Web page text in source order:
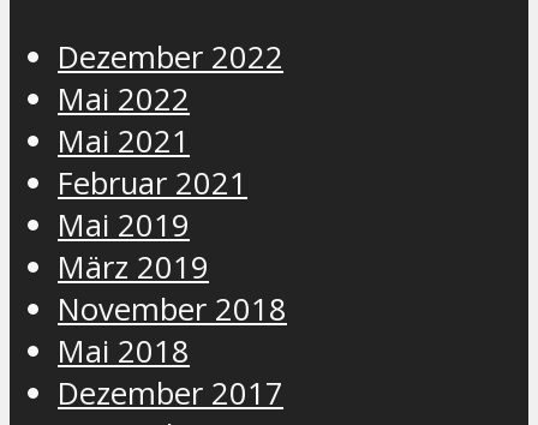
Dezember 2022
Mai 2022
Mai 2021
Februar 2021
Mai 2019
März 2019
November 2018
Mai 2018
Dezember 2017